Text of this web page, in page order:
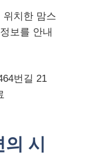
위치한 맘스
보를 안내
번길 21
시